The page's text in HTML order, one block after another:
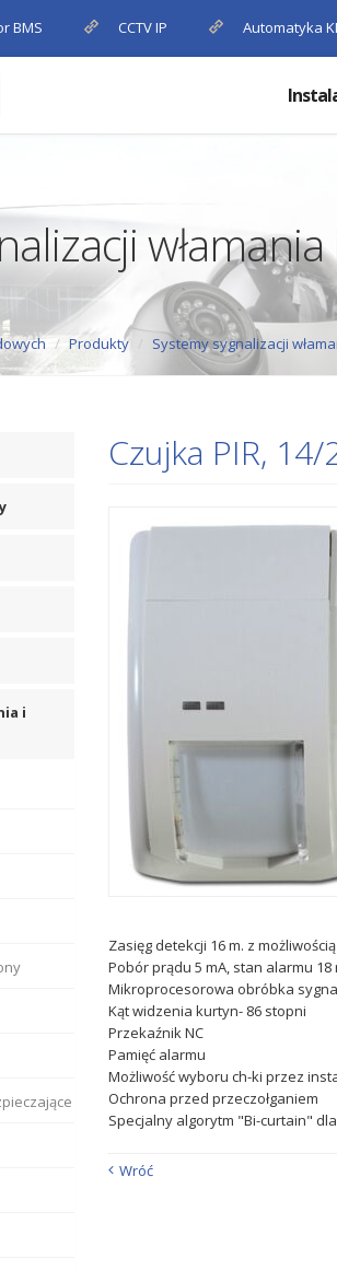
BMS CCTV IP Automatyka
Produkty Systemy sygnalizacji
Czujka PIR,
Zasięg detekcji 16 m. z
Pobór prądu 5 mA, stan alarmu 18
Mikroprocesorowa obróbka
Kąt widzenia kurtyn- 86 stopni
Przekaźnik NC
Pamięć alarmu
Możliwość wyboru ch-ki przez
Ochrona przed przeczołganiem
Specjalny algorytm "Bi-curtain"
Wróć
i